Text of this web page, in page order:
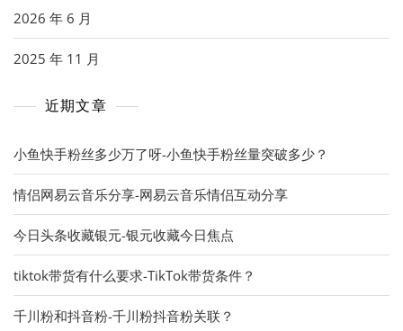
2026 年 6 月
2025 年 11 月
近期文章
小鱼快手粉丝多少万了呀-小鱼快手粉丝量突破多少？
情侣网易云音乐分享-网易云音乐情侣互动分享
今日头条收藏银元-银元收藏今日焦点
tiktok带货有什么要求-TikTok带货条件？
千川粉和抖音粉-千川粉抖音粉关联？